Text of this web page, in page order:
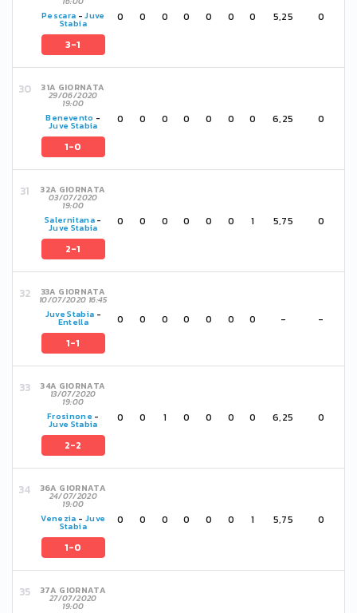
Pescara -Juve
Stabia
3-1
0 0 0 0 0 0 0 5,25 0
31A GIORNATA
29/06/2020
19:00
Benevento -
Juve Stabia
1-0
0 0 0 0 0 0 0 6,25 0
32A GIORNATA
03/07/2020
19:00
Salernitana-
Juve Stabia
2-1
0 0 0 0 0 0 1 5,75 0
33A GIORNATA
10/07/2020 16:45
Juve Stabia -
Entella
1-1
0 0 0 0 0 0 0 - -
34A GIORNATA
13/07/2020
19:00
Frosinone -
Juve Stabia
2-2
0 0 1 0 0 0 0 6,25 0
36A GIORNATA
24/07/2020
19:00
Venezia - Juve
Stabia
1-0
0 0 0 0 0 0 1 5,75 0
37A GIORNATA
27/07/2020
19:00